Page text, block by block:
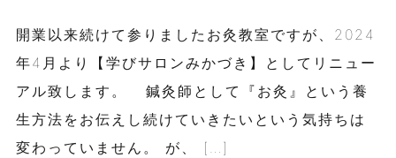
開業以来続けて参りましたお灸教室ですが、2024
年4月より【学びサロンみかづき】としてリニュー
アル致します。 鍼灸師として『お灸』という養
生方法をお伝えし続けていきたいという気持ちは
変わっていません。 が、 […]